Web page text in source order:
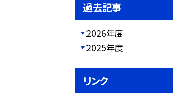
過去記事
2026年度
2025年度
リンク